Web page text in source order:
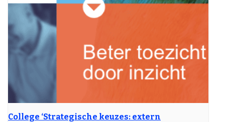
College ‘Strategische keuzes: extern